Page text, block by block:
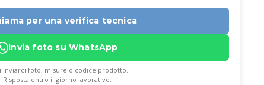
per una verifica tecnica
Invia foto su WhatsApp
inviarci foto, misure o codice prodotto.
Risposta entro il giorno lavorativo.